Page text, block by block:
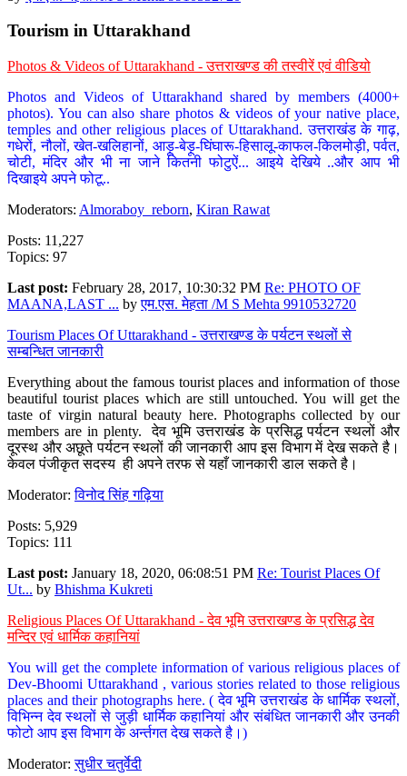
Tourism in Uttarakhand
Photos & Videos of Uttarakhand - उत्तराखण्ड की तस्वीरें एवं वीडियो
Photos and Videos of Uttarakhand shared by members (4000+
photos). You can also share photos & videos of your native place,
temples and other religious places of Uttarakhand. उत्तराखंड के गाढ़,
गधेरों, नौलों, खेत-खलिहानों, आड़ू-बेड़ू-घिंघारू-हिसालू-काफल-किलमोड़ी, पर्वत,
चोटी, मंदिर और भी ना जाने कितनी फोटुऐं... आइये देखिये ..और आप भी
दिखाइये अपने फोटू..
Moderators: Almoraboy_reborn, Kiran Rawat
Posts: 11,227
Topics: 97
Last post: February 28, 2017, 10:30:32 PM Re: PHOTO OF
MAANA,LAST ... byएम.एस. मेहता /M S Mehta 9910532720
Tourism Places Of Uttarakhand - उत्तराखण्ड के पर्यटन स्थलों से
सम्बन्धित जानकारी
Everything about the famous tourist places and information of those
beautiful tourist places which are still untouched. You will get the
taste of virgin natural beauty here. Photographs collected by our
members are in plenty. देव भूमि उत्तराखंड के प्रसिद्ध पर्यटन स्थलों और
दूरस्थ और अछूते पर्यटन स्थलों की जानकारी आप इस विभाग में देख सकते है।
केवल पंजीकृत सदस्य ही अपने तरफ से यहाँ जानकारी डाल सकते है।
Moderator:विनोद सिंह गढ़िया
Posts: 5,929
Topics: 111
Last post: January 18, 2020, 06:08:51 PM Re: Tourist Places Of
Ut... by Bhishma Kukreti
Religious Places Of Uttarakhand - देव भूमि उत्तराखण्ड के प्रसिद्ध देव
मन्दिर एवं धार्मिक कहानियां
You will get the complete information of various religious places of
Dev-Bhoomi Uttarakhand , various stories related to those religious
places and their photographs here. ( देव भूमि उत्तराखंड के धार्मिक स्थलों,
विभिन्न देव स्थलों से जुड़ी धार्मिक कहानियां और संबंधित जानकारी और उनकी
फोटो आप इस विभाग के अर्न्तगत देख सकते है।)
Moderator:सुधीर चतुर्वेदी